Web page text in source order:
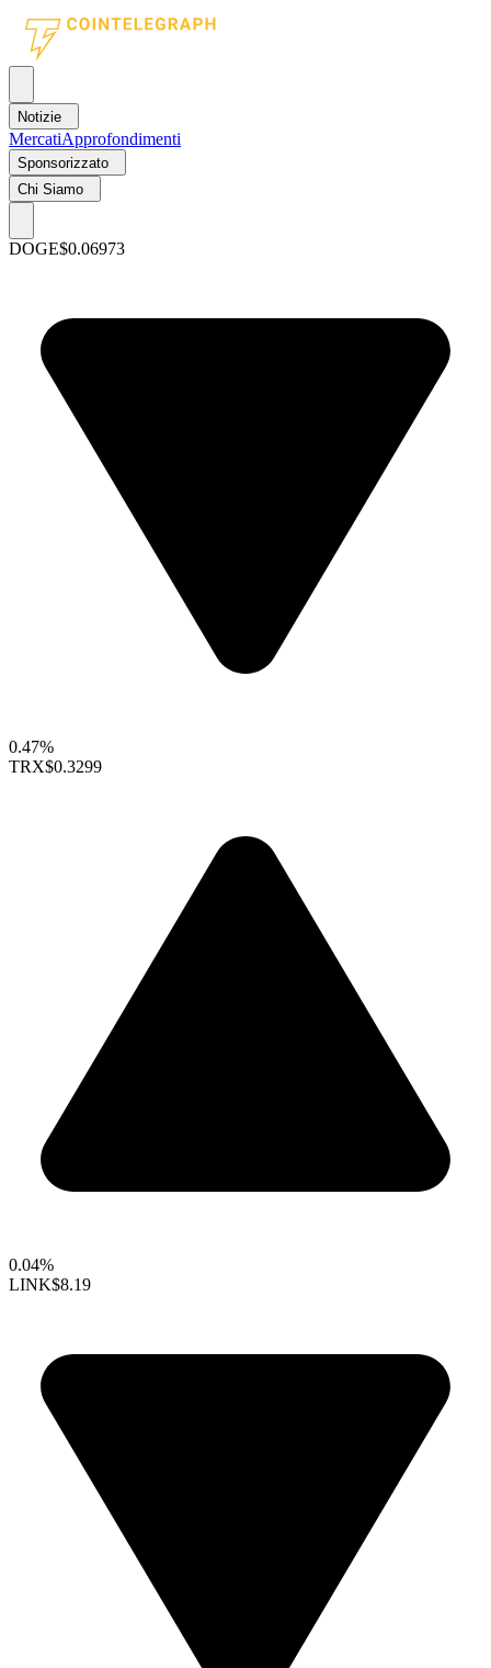
Notizie
MercatiApprofondimenti
Sponsorizzato
Chi Siamo
DOGE$0.06973
0.47%
TRX$0.3299
0.04%
LINK$8.19